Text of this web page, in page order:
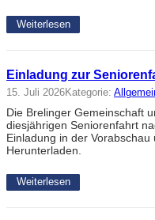
Weiterlesen
Einladung zur
15. Juli 2026Kategorie:
Die Brelinger Gemeinschaft
diesjährigen Seniorenfahrt
Einladung in der
Herunterladen.
Weiterlesen